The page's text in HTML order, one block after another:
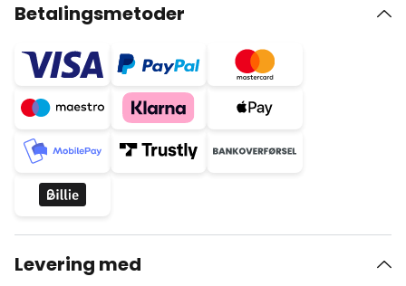
Betalingsmetoder
Levering med